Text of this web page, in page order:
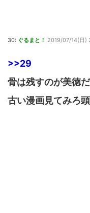
30: ぐるまと！ 2019/07/14(日)
>>29
骨は残すのが美徳
古い漫画見てみろ